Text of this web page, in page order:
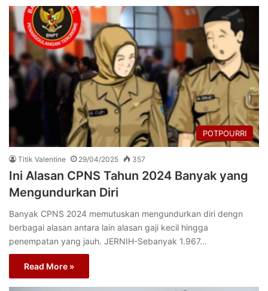
POTPOURRI
Titik Valentine 29/04/2025 357
Ini Alasan CPNS Tahun 2024 Banyak yang
Mengundurkan Diri
Banyak CPNS 2024 memutuskan mengundurkan diri dengn
berbagai alasan antara lain alasan gaji kecil hingga
penempatan yang jauh. JERNIH-Sebanyak 1.967…
Read More »